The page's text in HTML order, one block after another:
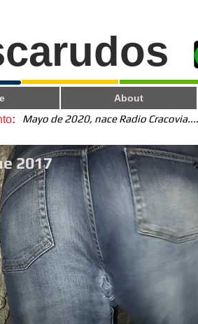
About
: Mayo de 2020, nace Radio
2017